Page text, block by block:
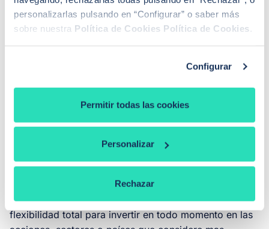
personalizarlas pulsando en “Configurar” o saber más
sobre nuestra Política de Cookies Política de Cookies .
Configurar
Permitir todas las cookies
Personalizar
Rechazar
(17 mill. a cierre de 2010).
Iniciamos las inversiones del 2012de forma muy
conservadora. Koala Capital Sicav puede tener
invertido entre el 0% y el 50% en bolsa, y actualmente
acciones. Dos terceras partes de la cartea está
invertido en acciones USA en este momento y una
tercera parte en empresas europeas. El gestor tiene
flexibilidad total para invertir en todo momento en las